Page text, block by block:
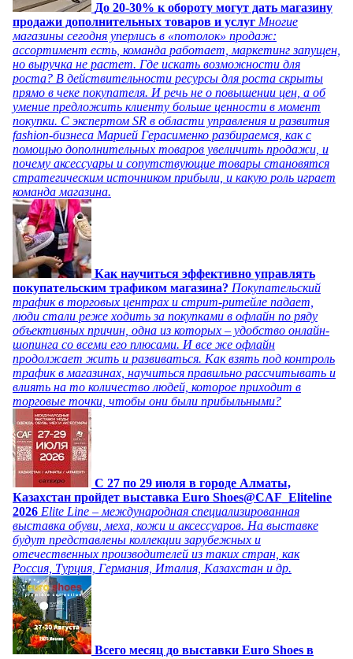
До 20-30% к обороту могут дать магазину
продажи дополнительных товаров и услуг Многие
магазины сегодня уперлись в «потолок» продаж:
ассортимент есть, команда работает, маркетинг запущен,
но выручка не растет. Где искать возможности для
роста? В действительности ресурсы для роста скрыты
прямо в чеке покупателя. И речь не о повышении цен, а об
умение предложить клиенту больше ценности в момент
покупки. С экспертом SR в области управления и развития
fashion-бизнеса Марией Герасименко разбираемся, как с
помощью дополнительных товаров увеличить продажи, и
почему аксессуары и сопутствующие товары становятся
стратегическим источником прибыли, и какую роль играет
команда магазина.
Как научиться эффективно управлять
покупательским трафиком магазина? Покупательский
трафик в торговых центрах и стрит-ритейле падает,
люди стали реже ходить за покупками в офлайн по ряду
объективных причин, одна из которых – удобство онлайн-
шопинга со всеми его плюсами. И все же офлайн
продолжает жить и развиваться. Как взять под контроль
трафик в магазинах, научиться правильно рассчитывать и
влиять на то количество людей, которое приходит в
торговые точки, чтобы они были прибыльными?
C 27 по 29 июля в городе Алматы,
Казахстан пройдет выставка Euro Shoes@CAF_Eliteline
2026 Elite Line – международная специализированная
выставка обуви, меха, кожи и аксессуаров. На выставке
будут представлены коллекции зарубежных и
отечественных производителей из таких стран, как
Россия, Турция, Германия, Италия, Казахстан и др.
Всего месяц до выставки Euro Shoes в